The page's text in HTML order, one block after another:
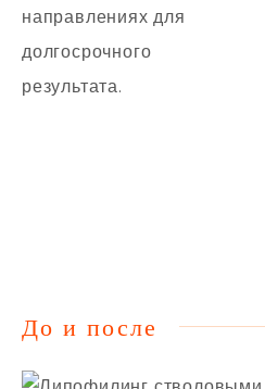
направлениях для
долгосрочного
результата.
До и после